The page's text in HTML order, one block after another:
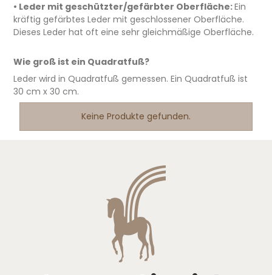
• Leder mit geschützter/gefärbter Oberfläche:Ein
kräftig gefärbtes Leder mit geschlossener Oberfläche.
Dieses Leder hat oft eine sehr gleichmäßige Oberfläche.
Wie groß ist ein Quadratfuß?
Leder wird in Quadratfuß gemessen. Ein Quadratfuß ist
30 cm x 30 cm.
Keine Produkte gefunden.